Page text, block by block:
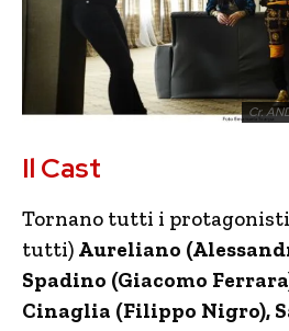
Cr.
Il Cast
Tornano tutti i protagonisti
tutti) Aureliano
Spadino (Giacomo
Cinaglia (Filippo Nigro),